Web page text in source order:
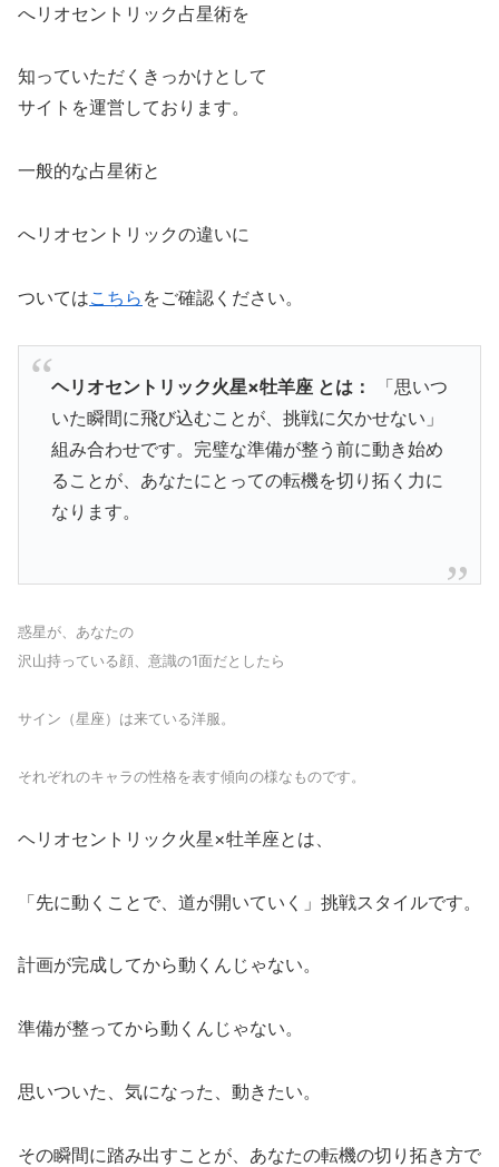
へリオセントリック占星術を
知っていただくきっかけとして
サイトを運営しております。
一般的な占星術と
へリオセントリックの違いに
ついてはこちら をご確認ください。
ヘリオセントリック火星×牡羊座 とは：
「思いつ
いた瞬間に飛び込むことが、挑戦に欠かせない」
組み合わせです。完璧な準備が整う前に動き始め
ることが、あなたにとっての転機を切り拓く力に
なります。
惑星が、あなたの
沢山持っている顔、意識の1面だとしたら
サイン（星座）は来ている洋服。
それぞれのキャラの性格を表す傾向の様なものです。
ヘリオセントリック火星×牡羊座とは、
「先に動くことで、道が開いていく」挑戦スタイルです。
計画が完成してから動くんじゃない。
準備が整ってから動くんじゃない。
思いついた、気になった、動きたい。
その瞬間に踏み出すことが、あなたの転機の切り拓き方で